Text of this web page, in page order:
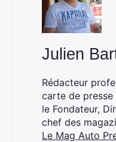
Julien
Rédacteur
carte de presse
le Fondateur,
chef des
Le Mag Auto